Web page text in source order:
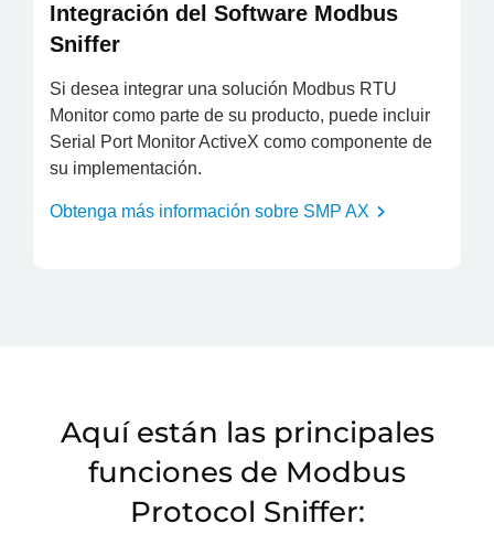
Integración del Software Modbus
Sniffer
Si desea integrar una solución Modbus RTU
Monitor como parte de su producto, puede incluir
Serial Port Monitor ActiveX como componente de
su implementación.
Obtenga más información sobre SMP AX
Aquí están las principales
funciones de Modbus
Protocol Sniffer: